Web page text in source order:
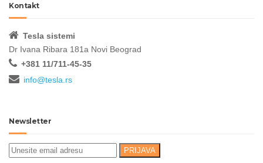
Kontakt
Tesla sistemi
Dr Ivana Ribara 181a Novi Beograd
+381 11/711-45-35
info@tesla.rs
Newsletter